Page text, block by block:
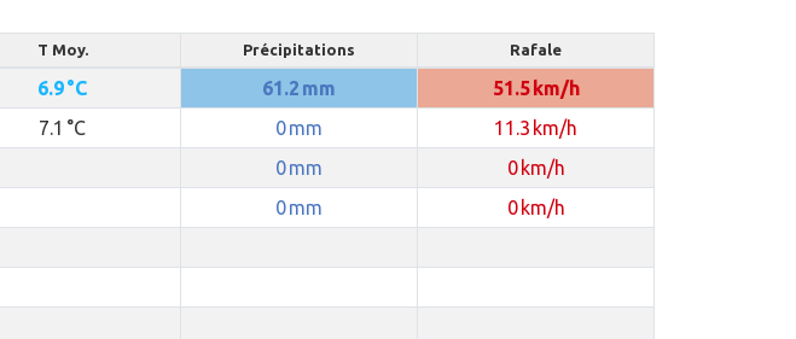
T Moy. Précipitations Rafale
6.9 °C 61.2 mm
51.5 km/h
7.1 °C 0 mm
11.3 km/h
0 mm
0 km/h
0 mm
0 km/h